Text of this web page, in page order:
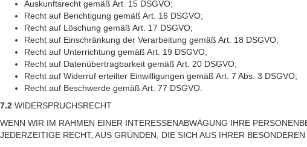
Auskunftsrecht gemäß Art. 15 DSGVO;
Recht auf Berichtigung gemäß Art. 16 DSGVO;
Recht auf Löschung gemäß Art. 17 DSGVO;
Recht auf Einschränkung der Verarbeitung gemäß Art. 18 DSGVO;
Recht auf Unterrichtung gemäß Art. 19 DSGVO;
Recht auf Datenübertragbarkeit gemäß Art. 20 DSGVO;
Recht auf Widerruf erteilter Einwilligungen gemäß Art. 7 Abs. 3 DSGVO;
Recht auf Beschwerde gemäß Art. 77 DSGVO.
7.2 WIDERSPRUCHSRECHT
WENN WIR IM RAHMEN EINER INTERESSENABWÄGUNG IHRE
JEDERZEITIGE RECHT, AUS GRÜNDEN, DIE SICH AUS IHRER